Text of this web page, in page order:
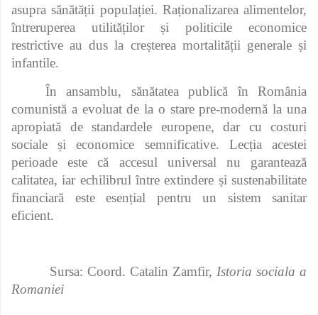
asupra sănătății populației. Raționalizarea alimentelor,
întreruperea utilităților și politicile economice
restrictive au dus la creșterea mortalității generale și
infantile.
În ansamblu, sănătatea publică în România
comunistă a evoluat de la o stare pre-modernă la una
apropiată de standardele europene, dar cu costuri
sociale și economice semnificative. Lecția acestei
perioade este că accesul universal nu garantează
calitatea, iar echilibrul între extindere și sustenabilitate
financiară este esențial pentru un sistem sanitar
eficient.
Sursa: Coord. Catalin Zamfir, Istoria sociala a
Romaniei